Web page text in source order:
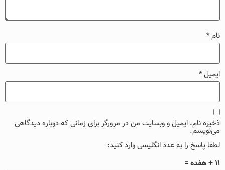
نام*
ایمیل*
ذخیره نام، ایمیل و وبسایت من در مرورگر برای زمانی که دوباره دیدگاهی
می‌نویسم.
لطفا پاسخ را به عدد انگلیسی وارد کنید:
11 + هفده =